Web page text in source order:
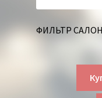
ФИЛЬТР